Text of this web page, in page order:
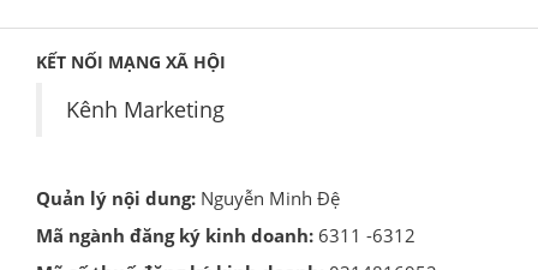
KẾT NỐI MẠNG XÃ HỘI
Kênh Marketing
Quản lý nội dung: Nguyễn Minh Đệ
Mã ngành đăng ký kinh doanh: 6311 -6312